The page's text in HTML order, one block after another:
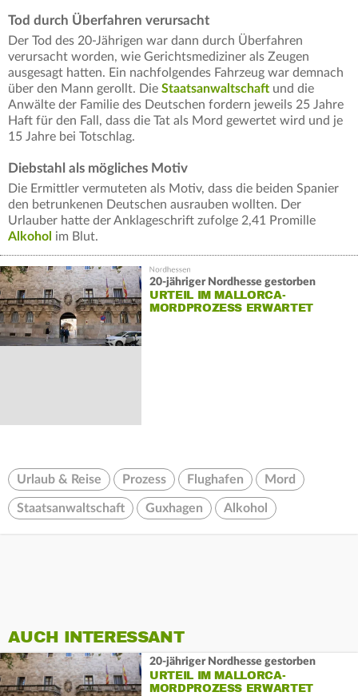
Tod durch Überfahren verursacht
Der Tod des 20-Jährigen war dann durch Überfahren
verursacht worden, wie Gerichtsmediziner als Zeugen
ausgesagt hatten. Ein nachfolgendes Fahrzeug war demnach
über den Mann gerollt. Die Staatsanwaltschaft und die
Anwälte der Familie des Deutschen fordern jeweils 25 Jahre
Haft für den Fall, dass die Tat als Mord gewertet wird und je
15 Jahre bei Totschlag.
Diebstahl als mögliches Motiv
Die Ermittler vermuteten als Motiv, dass die beiden Spanier
den betrunkenen Deutschen ausrauben wollten. Der
Urlauber hatte der Anklageschrift zufolge 2,41 Promille
Alkohol im Blut.
20-jähriger Nordhesse gestorben
URTEIL IM MALLORCA-
MORDPROZESS ERWARTET
Urlaub & Reise Prozess Flughafen Mord
Staatsanwaltschaft Guxhagen Alkohol
AUCH INTERESSANT
20-jähriger Nordhesse gestorben
URTEIL IM MALLORCA-
MORDPROZESS ERWARTET